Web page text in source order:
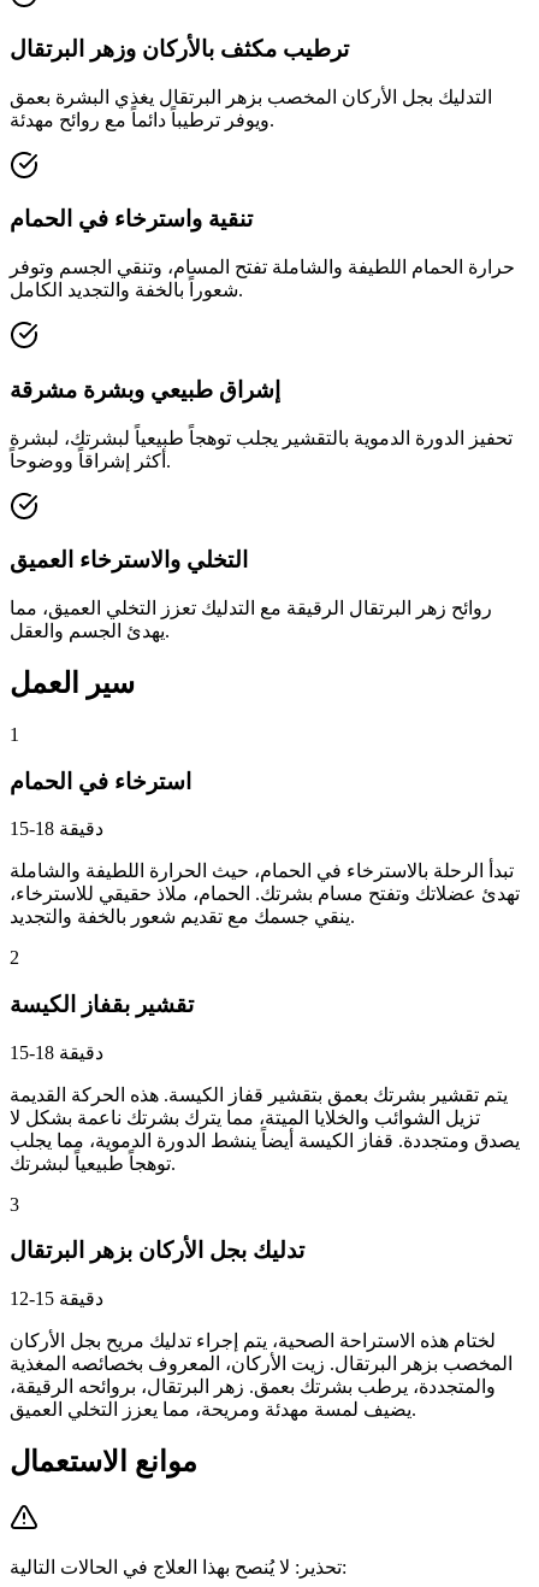
ترطيب مكثف بالأركان وزهر البرتقال
التدليك بجل الأركان المخصب بزهر البرتقال يغذي البشرة بعمق
ويوفر ترطيباً دائماً مع روائح مهدئة.
تنقية واسترخاء في الحمام
حرارة الحمام اللطيفة والشاملة تفتح المسام، وتنقي الجسم وتوفر
شعوراً بالخفة والتجديد الكامل.
إشراق طبيعي وبشرة مشرقة
تحفيز الدورة الدموية بالتقشير يجلب توهجاً طبيعياً لبشرتك، لبشرة
أكثر إشراقاً ووضوحاً.
التخلي والاسترخاء العميق
روائح زهر البرتقال الرقيقة مع التدليك تعزز التخلي العميق، مما
يهدئ الجسم والعقل.
سير العمل
1
استرخاء في الحمام
15-18 دقيقة
تبدأ الرحلة بالاسترخاء في الحمام، حيث الحرارة اللطيفة والشاملة
تهدئ عضلاتك وتفتح مسام بشرتك. الحمام، ملاذ حقيقي للاسترخاء،
ينقي جسمك مع تقديم شعور بالخفة والتجديد.
2
تقشير بقفاز الكيسة
15-18 دقيقة
يتم تقشير بشرتك بعمق بتقشير قفاز الكيسة. هذه الحركة القديمة
تزيل الشوائب والخلايا الميتة، مما يترك بشرتك ناعمة بشكل لا
يصدق ومتجددة. قفاز الكيسة أيضاً ينشط الدورة الدموية، مما يجلب
توهجاً طبيعياً لبشرتك.
3
تدليك بجل الأركان بزهر البرتقال
12-15 دقيقة
لختام هذه الاستراحة الصحية، يتم إجراء تدليك مريح بجل الأركان
المخصب بزهر البرتقال. زيت الأركان، المعروف بخصائصه المغذية
والمتجددة، يرطب بشرتك بعمق. زهر البرتقال، بروائحه الرقيقة،
يضيف لمسة مهدئة ومريحة، مما يعزز التخلي العميق.
موانع الاستعمال
تحذير: لا يُنصح بهذا العلاج في الحالات التالية: